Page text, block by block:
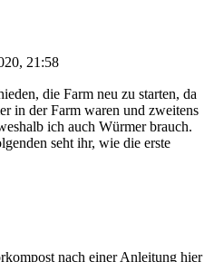
21:58
die Farm neu zu starten, da
in der Farm waren und zweitens
ich auch Würmer brauch.
seht ihr, wie die erste
nach einer Anleitung hier